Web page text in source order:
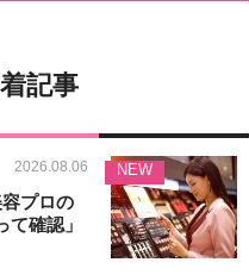
記事
2026.08.06
プロの
確認」
NEW